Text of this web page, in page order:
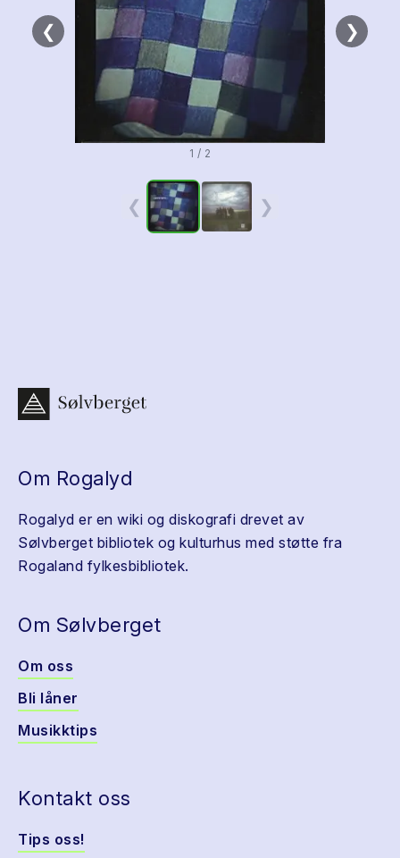
❮ ❯
1 / 2
❮ ❯
Om Rogalyd
Rogalyd er en wiki og diskografi drevet av
Sølvberget bibliotek og kulturhus med støtte fra
Rogaland fylkesbibliotek.
Om Sølvberget
Om oss
Bli låner
Musikktips
Kontakt oss
Tips oss!